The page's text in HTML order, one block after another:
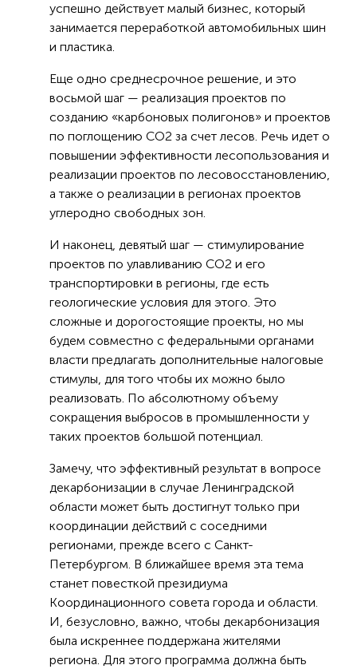
успешно действует малый бизнес, который
занимается переработкой автомобильных шин
и пластика.
Еще одно среднесрочное решение, и это
восьмой шаг — реализация проектов по
созданию «карбоновых полигонов» и проектов
по поглощению CO2 за счет лесов. Речь идет о
повышении эффективности лесопользования и
реализации проектов по лесовосстановлению,
а также о реализации в регионах проектов
углеродно свободных зон.
И наконец, девятый шаг — стимулирование
проектов по улавливанию CO2 и его
транспортировки в регионы, где есть
геологические условия для этого. Это
сложные и дорогостоящие проекты, но мы
будем совместно с федеральными органами
власти предлагать дополнительные налоговые
стимулы, для того чтобы их можно было
реализовать. По абсолютному объему
сокращения выбросов в промышленности у
таких проектов большой потенциал.
Замечу, что эффективный результат в вопросе
декарбонизации в случае Ленинградской
области может быть достигнут только при
координации действий с соседними
регионами, прежде всего с Санкт-
Петербургом. В ближайшее время эта тема
станет повесткой президиума
Координационного совета города и области.
И, безусловно, важно, чтобы декарбонизация
была искреннее поддержана жителями
региона. Для этого программа должна быть